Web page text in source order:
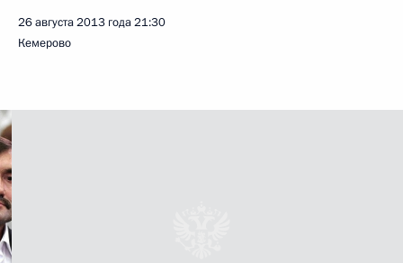
26 августа 2013 года21:30
Кемерово